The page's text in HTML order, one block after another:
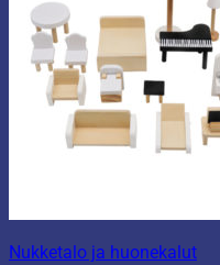
Nukketalo ja huonekalut